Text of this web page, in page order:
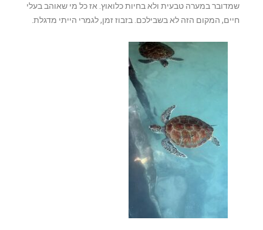
שמדובר במערה טבעית ולא בחיות כלואוץ. אז כל מי שאוהב בעלי
חיים, המקום הזה לא בשבילכם. בזבוז זמן, לגמרי הייתי מדגלת.